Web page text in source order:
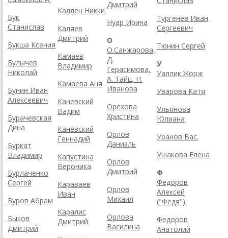
Бук
Станислав
Букша Ксения
Булычев
Николай
Бунин Иван
Алексеевич
Бурачевская
Дина
Буркат
Владимир
Бурлаченко
Сергей
Буров Абрам
Быков
Дмитрий
Каллен Никки
Каляев
Дмитрий
Камаев
Владимир
Камаева Аня
Каневский
Вадим
Каневский
Геннадий
Капустина
Вероника
Караваев
Иван
Каралис
Дмитрий
Дмитрий
Нуар Ирина
О
О.Санжарова,
Д.
Герасимова,
А. Тайц, Н.
Иванова
Орехова
Христина
Орлов
Даниэль
Орлов
Дмитрий
Орлов
Михаил
Орлова
Василина
Тургенев Иван
Сергеевич
Тюнин Сергей
У
Уаллик Жорж
Уварова Катя
Ульянова
Юлиана
Уранов Вас.
Ушакова Елена
Ф
Федоров
Алексей
("Федя")
Федоров
Анатолий